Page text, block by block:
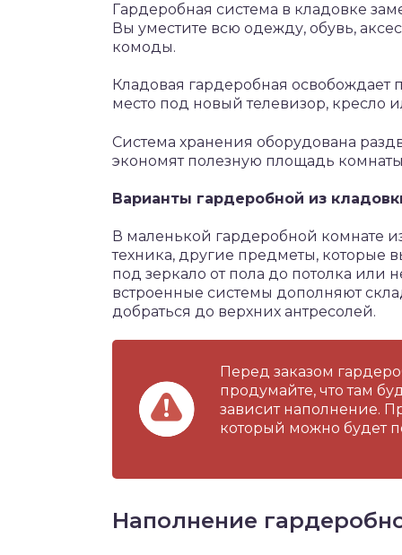
Гардеробная система в кладовке
Вы уместите всю одежду, обувь,
комоды.
Кладовая гардеробная освобождает
место под новый телевизор, кресло
Система хранения оборудована
экономят полезную площадь
Варианты гардеробной из
В маленькой гардеробной комнате
техника, другие предметы, которые
под зеркало от пола до потолка или
встроенные системы дополняют
добраться до верхних антресолей.
Перед заказом
продумайте, что там
зависит наполнение.
который можно будет
Наполнение